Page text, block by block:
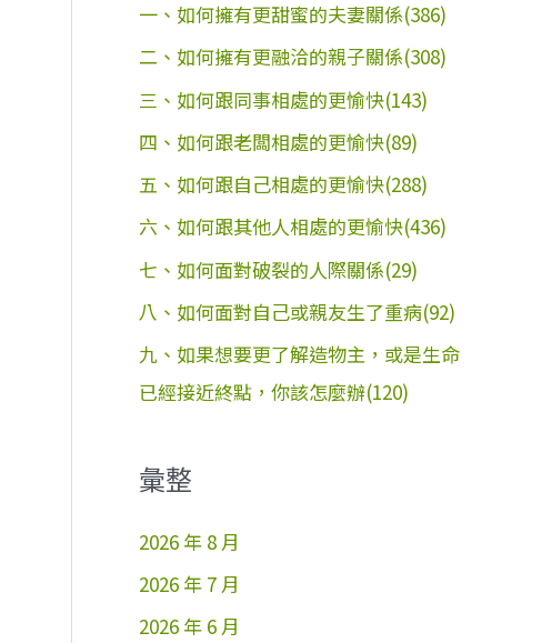
一、如何擁有更甜蜜的夫妻關係(386)
二、如何擁有更融洽的親子關係(308)
三、如何跟同事相處的更愉快(143)
四、如何跟老闆相處的更愉快(89)
五、如何跟自己相處的更愉快(288)
六、如何跟其他人相處的更愉快(436)
七、如何面對破裂的人際關係(29)
八、如何面對自己或親友生了重病(92)
九、如果想要更了解造物主，或是生命
已經接近終點，你該怎麼辦(120)
彙整
2026 年 8 月
2026 年 7 月
2026 年 6 月